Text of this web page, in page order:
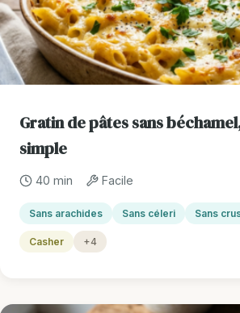
Gratin de pâtes sans
simple
40 min Facile
Sans arachides Sans céleri Sans
Casher +4